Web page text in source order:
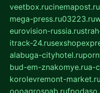
veetbox.rucinemapost.ru
mega-press.ru03223.ru
eurovision-russia.ru
itrack-24.ru
alabuga-cityhotel.ru
bud-em-znakomye.rua-
korolevremont-market.ru
oooagrosnab.ru